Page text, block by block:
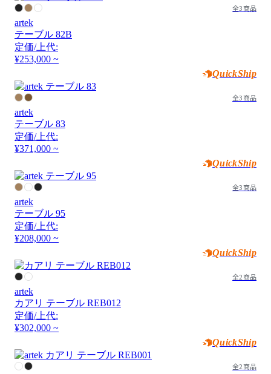
全3商品
artek
テーブル 82B
定価/上代:
¥253,000 ~
QuickShip
全3商品
artek
テーブル 83
定価/上代:
¥371,000 ~
QuickShip
全3商品
artek
テーブル 95
定価/上代:
¥208,000 ~
QuickShip
全2商品
artek
カアリ テーブル REB012
定価/上代:
¥302,000 ~
QuickShip
全2商品